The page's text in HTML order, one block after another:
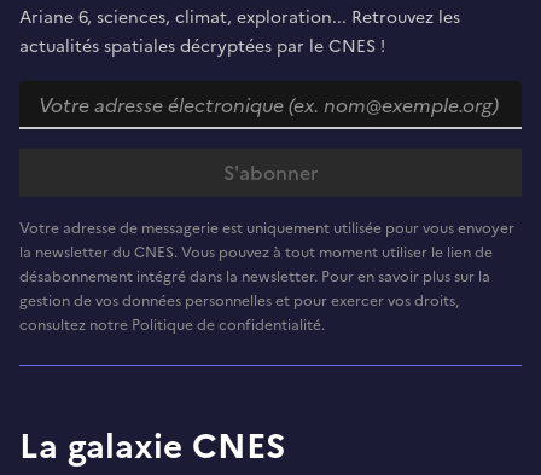
Ariane 6, sciences, climat, exploration... Retrouvez les
actualités spatiales décryptées par le CNES !
Votre adresse de messagerie est uniquement utilisée pour vous envoyer
la newsletter du CNES. Vous pouvez à tout moment utiliser le lien de
désabonnement intégré dans la newsletter. Pour en savoir plus sur la
gestion de vos données personnelles et pour exercer vos droits,
consultez notre Politique de confidentialité.
La galaxie CNES